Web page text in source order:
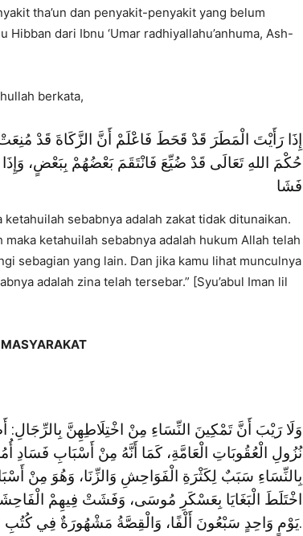
tha’un dan penyakit-penyakit yang belum
dari Ibnu ‘Umar radhiyallahu’anhuma, Ash-
berkata,
إِذَا رَأَيْتَ الْمَطَرَ قَدْ قَحَطَ فَاعْلَمْ أَنَّ الزَّكَاةَ قَدْ
حُكْمَ اللهِ تَعَالَى قَدْ ضُيِّعَ فَانْتَقَمَ بَعْضُهُمْ بِبَعْضٍ،
فَشَا
sebabnya adalah zakat tidak ditunaikan.
ketahuilah sebabnya adalah hukum Allah telah
sebagian yang lain. Dan jika kamu lihat munculnya
adalah zina telah tersebar.” [Syu’abul Iman lil
وَلَا رَيْبَ أَنَّ تَمْكِينَ النِّسَاءِ مِنْ اخْتِلَاطِهِنَّ
نُزُولِ الْعُقُوبَاتِ الْعَامَّةِ، كَمَا أَنَّهُ مِنْ أَسْبَابِ فَسَادِ
بِالنِّسَاءِ سَبَبٌ لِكَثْرَةِ الْفَوَاحِشِ وَالزِّنَا، وَهُوَ مِنْ
اخْتَلَطَ الْبَغَايَا بِعَسْكَرِ مُوسَى، وَفَشَتْ فِيهِمْ
يَوْمٍ وَاحِدٍ سَبْعُونَ أَلْفًا، وَالْقِصَّةُ مَشْهُورَةٌ فِي كُتُبِ التَّفَاسِيرِ.